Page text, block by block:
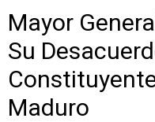
Mayor
Su
Maduro